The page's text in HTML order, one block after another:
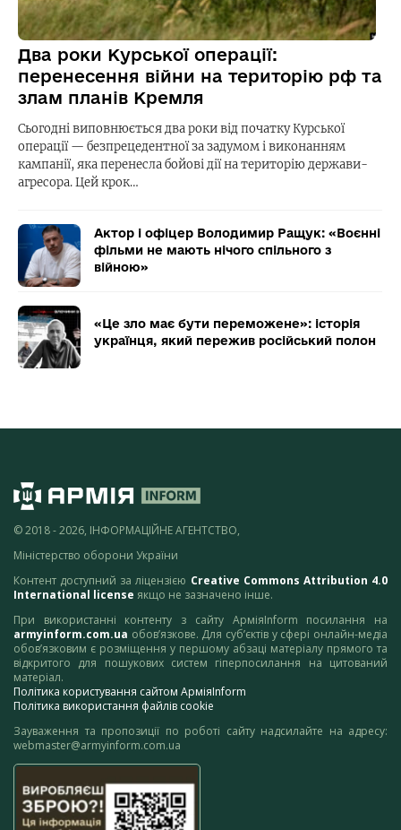
Два роки Курської операції:
перенесення війни на територію рф та
злам планів Кремля
Сьогодні виповнюється два роки від початку Курської
операції — безпрецедентної за задумом і виконанням
кампанії, яка перенесла бойові дії на територію держави-
агресора. Цей крок…
Актор і офіцер Володимир Ращук: «Воєнні
фільми не мають нічого спільного з
війною»
«Це зло має бути переможене»: історія
українця, який пережив російський полон
© 2018 - 2026, ІНФОРМАЦІЙНЕ АГЕНТСТВО,
Міністерство оборони України
Контент доступний за ліцензією Creative Commons Attribution 4.0
International license якщо не зазначено інше.
При використанні контенту з сайту АрміяInform посилання на
armyinform.com.ua обов’язкове. Для суб’єктів у сфері онлайн-медіа
обов’язковим є розміщення у першому абзаці матеріалу прямого та
відкритого для пошукових систем гіперпосилання на цитований
матеріал.
Політика користування сайтом АрміяInform
Політика використання файлів cookie
Зауваження та пропозиції по роботі сайту надсилайте на адресу:
webmaster@armyinform.com.ua